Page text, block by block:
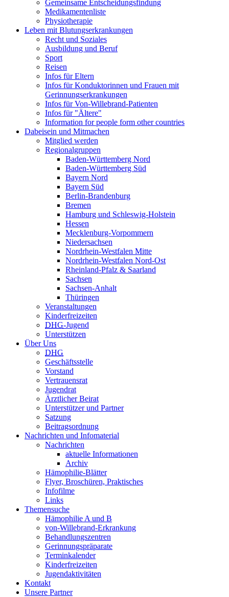
Gemeinsame Entscheidungsfindung
Medikamentenliste
Physiotherapie
Leben mit Blutungserkrankungen
Recht und Soziales
Ausbildung und Beruf
Sport
Reisen
Infos für Eltern
Infos für Konduktorinnen und Frauen mit
Gerinnungserkrankungen
Infos für Von-Willebrand-Patienten
Infos für "Ältere"
Information for people form other countries
Dabeisein und Mitmachen
Mitglied werden
Regionalgruppen
Baden-Württemberg Nord
Baden-Württemberg Süd
Bayern Nord
Bayern Süd
Berlin-Brandenburg
Bremen
Hamburg und Schleswig-Holstein
Hessen
Mecklenburg-Vorpommern
Niedersachsen
Nordrhein-Westfalen Mitte
Nordrhein-Westfalen Nord-Ost
Rheinland-Pfalz & Saarland
Sachsen
Sachsen-Anhalt
Thüringen
Veranstaltungen
Kinderfreizeiten
DHG-Jugend
Unterstützen
Über Uns
DHG
Geschäftsstelle
Vorstand
Vertrauensrat
Jugendrat
Ärztlicher Beirat
Unterstützer und Partner
Satzung
Beitragsordnung
Nachrichten und Infomaterial
Nachrichten
aktuelle Informationen
Archiv
Hämophilie-Blätter
Flyer, Broschüren, Praktisches
Infofilme
Links
Themensuche
Hämophilie A und B
von-Willebrand-Erkrankung
Behandlungszentren
Gerinnungspräparate
Terminkalender
Kinderfreizeiten
Jugendaktivitäten
Kontakt
Unsere Partner